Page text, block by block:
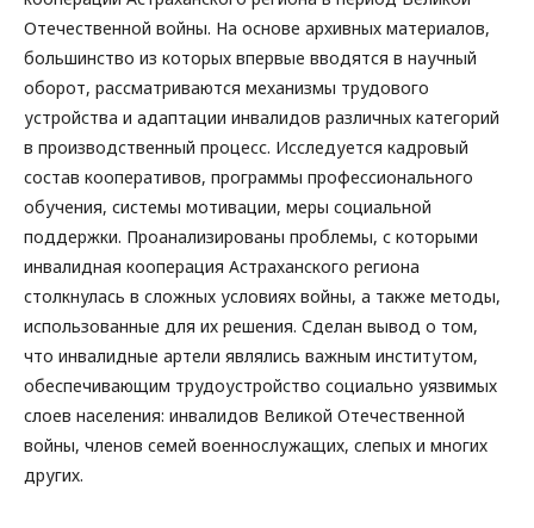
Отечественной войны. На основе архивных материалов,
большинство из которых впервые вводятся в научный
оборот, рассматриваются механизмы трудового
устройства и адаптации инвалидов различных категорий
в производственный процесс. Исследуется кадровый
состав кооперативов, программы профессионального
обучения, системы мотивации, меры социальной
поддержки. Проанализированы проблемы, с которыми
инвалидная кооперация Астраханского региона
столкнулась в сложных условиях войны, а также методы,
использованные для их решения. Сделан вывод о том,
что инвалидные артели являлись важным институтом,
обеспечивающим трудоустройство социально уязвимых
слоев населения: инвалидов Великой Отечественной
войны, членов семей военнослужащих, слепых и многих
других.